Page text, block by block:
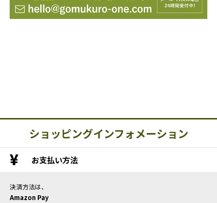
ショッピングインフォメーション
お支払い方法
決済方法は、
Amazon Pay